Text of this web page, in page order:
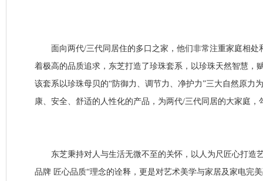
面向两代/三代同居住的多口之家，他们非常注重家庭相处
着极高的品质追求，东芝打造了珍珠套系，以珍珠天然智慧，
该套系以珍珠母贝的“防御力、调节力、净护力”三大自然原力
康、安全、舒适的人性化的产品，为两代/三代同居的大家庭，
东芝秉持对人与生活无微不至的关怀，以人为尺匠心打造
品牌 匠心品质“理念的诠释，更是对艺术美学与家居及家电完